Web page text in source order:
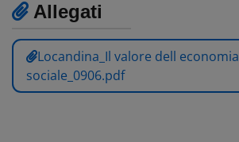
Allegati
Locandina_Il valore dell economia
sociale_0906.pdf